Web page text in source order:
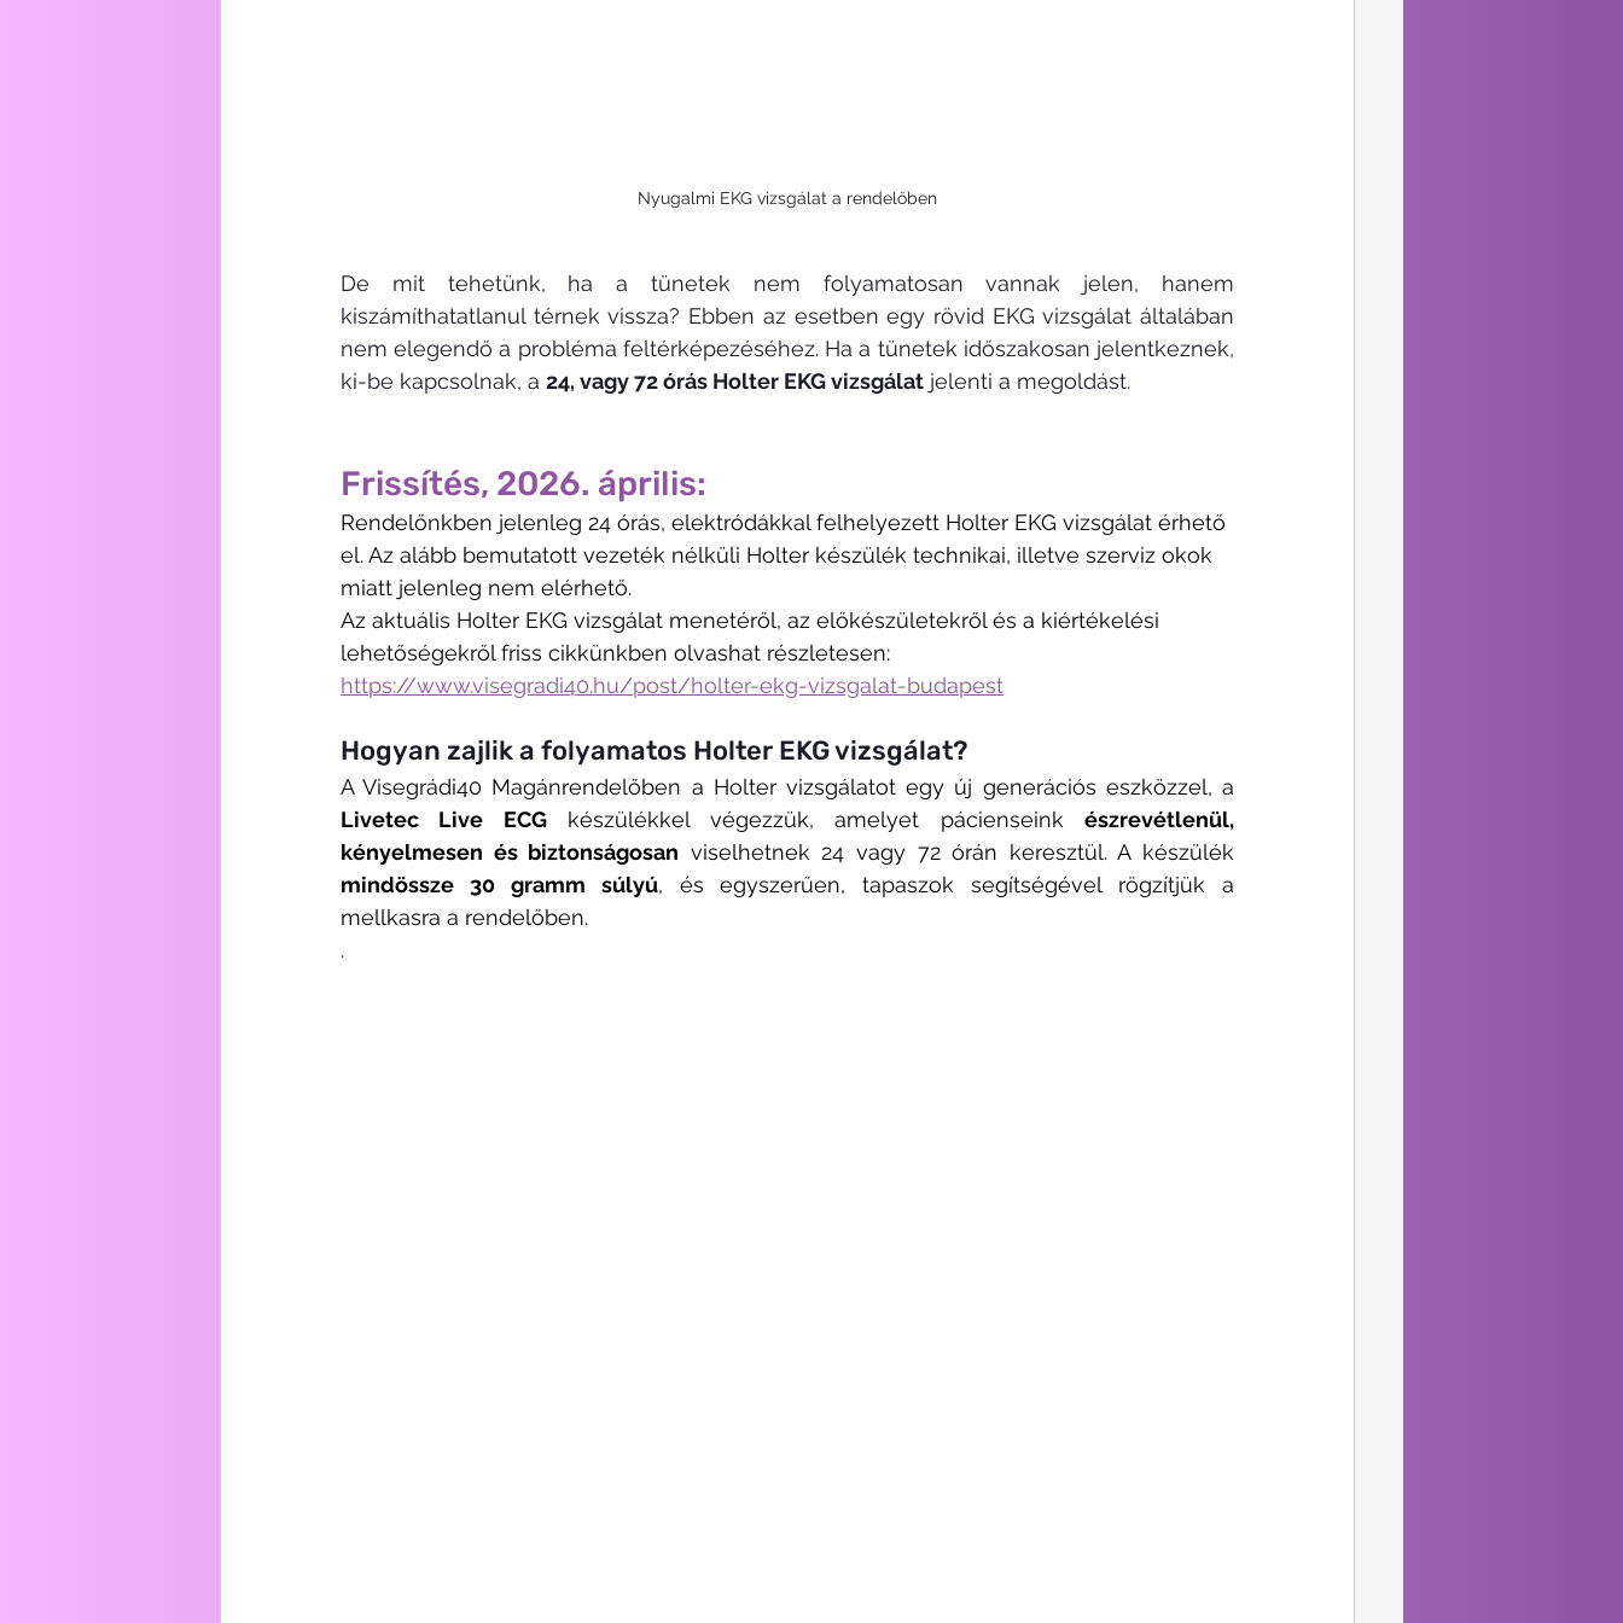
Nyugalmi EKG vizsgálat a rendelőben
De mit tehetünk, ha a tünetek nem folyamatosan vannak jelen, hanem
kiszámíthatatlanul térnek vissza? Ebben az esetben egy rövid EKG vizsgálat általában
nem elegendő a probléma feltérképezéséhez. Ha a tünetek időszakosan jelentkeznek,
ki-be kapcsolnak, a 24, vagy 72 órás Holter EKG vizsgálat jelenti a megoldást.
Frissítés, 2026. április:
Rendelőnkben jelenleg 24 órás, elektródákkal felhelyezett Holter EKG vizsgálat érhető
el. Az alább bemutatott vezeték nélküli Holter készülék technikai, illetve szerviz okok
miatt jelenleg nem elérhető.
Az aktuális Holter EKG vizsgálat menetéről, az előkészületekről és a kiértékelési
lehetőségekről friss cikkünkben olvashat részletesen:
https://www.visegradi40.hu/post/holter-ekg-vizsgalat-budapest
Hogyan zajlik a folyamatos Holter EKG vizsgálat?
Livetec Live ECG készülékkel végezzük, amelyet pácienseink észrevétlenül,
kényelmesen és biztonságosan
mindössze 30 gramm súlyú, és egyszerűen, tapaszok segítségével rögzítjük a
mellkasra a rendelőben.
.